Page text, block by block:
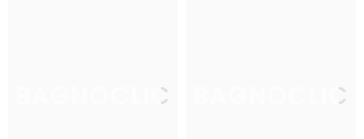
BAGNOCLIC BAGNOCLIC